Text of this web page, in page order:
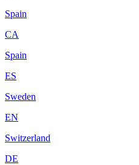
Spain
CA
Spain
ES
Sweden
EN
Switzerland
DE